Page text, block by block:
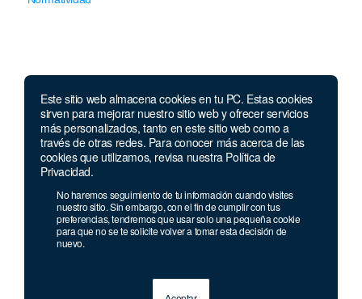
Este sitio web almacena cookies en tu PC. Estas cookies
sirven para mejorar nuestro sitio web y ofrecer servicios
más personalizados, tanto en este sitio web como a
través de otras redes. Para conocer más acerca de las
cookies que utilizamos, revisa nuestra Política de
Privacidad.
No haremos seguimiento de tu información cuando visites
nuestro sitio. Sin embargo, con el fin de cumplir con tus
preferencias, tendremos que usar solo una pequeña cookie
para que no se te solicite volver a tomar esta decisión de
nuevo.
Llámanos
Lunes a viernes de 7:00 a.m. a 5:30 p.m. Sábados de 8 a.m
a 12 p.m.
Teléfono:(1) 640 94 30
Celular:915 244 989